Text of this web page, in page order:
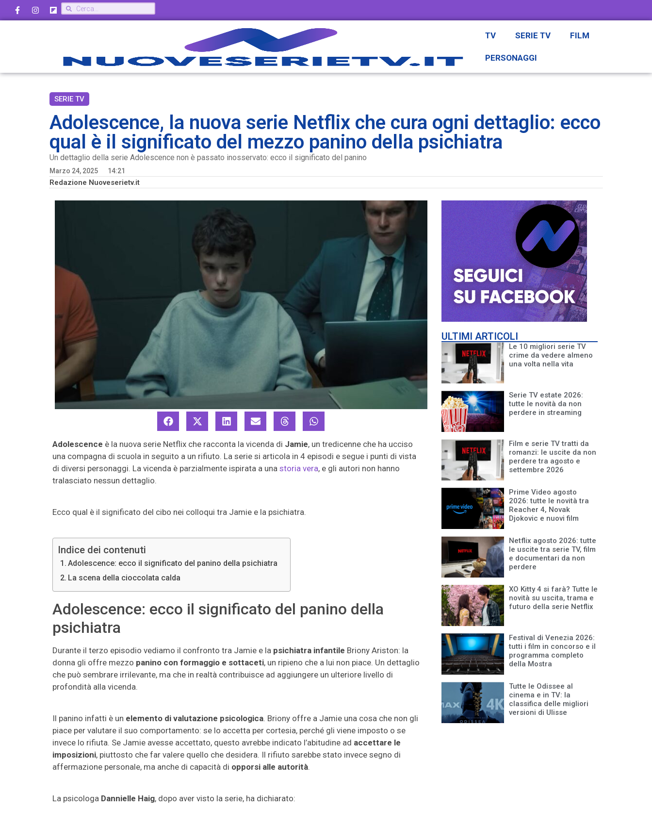
TV SERIE TV FILM
PERSONAGGI
SERIE TV
Adolescence, la nuova serie Netflix che cura ogni dettaglio: ecco
qual è il significato del mezzo panino della psichiatra
Un dettaglio della serie Adolescence non è passato inosservato: ecco il significato del panino
Marzo 24, 2025 14:21
Redazione Nuoveserietv.it
Adolescence è la nuova serie Netflix che racconta la vicenda di Jamie, un tredicenne che ha ucciso
una compagna di scuola in seguito a un rifiuto. La serie si articola in 4 episodi e segue i punti di vista
di diversi personaggi. La vicenda è parzialmente ispirata a una storia vera, e gli autori non hanno
tralasciato nessun dettaglio.
Ecco qual è il significato del cibo nei colloqui tra Jamie e la psichiatra.
Indice dei contenuti
Adolescence: ecco il significato del panino della psichiatra
La scena della cioccolata calda
Adolescence: ecco il significato del panino della
psichiatra
Durante il terzo episodio vediamo il confronto tra Jamie e la psichiatra infantile Briony Ariston: la
donna gli offre mezzo panino con formaggio e sottaceti, un ripieno che a lui non piace. Un dettaglio
che può sembrare irrilevante, ma che in realtà contribuisce ad aggiungere un ulteriore livello di
profondità alla vicenda.
Il panino infatti è un elemento di valutazione psicologica. Briony offre a Jamie una cosa che non gli
piace per valutare il suo comportamento: se lo accetta per cortesia, perché gli viene imposto o se
invece lo rifiuta. Se Jamie avesse accettato, questo avrebbe indicato l’abitudine ad accettare le
imposizioni, piuttosto che far valere quello che desidera. Il rifiuto sarebbe stato invece segno di
affermazione personale, ma anche di capacità di opporsi alle autorità.
La psicologa Dannielle Haig, dopo aver visto la serie, ha dichiarato:
ULTIMI ARTICOLI
Le 10 migliori serie TV
crime da vedere almeno
una volta nella vita
Serie TV estate 2026:
tutte le novità da non
perdere in streaming
Film e serie TV tratti da
romanzi: le uscite da non
perdere tra agosto e
settembre 2026
Prime Video agosto
2026: tutte le novità tra
Reacher 4, Novak
Djokovic e nuovi film
Netflix agosto 2026: tutte
le uscite tra serie TV, film
e documentari da non
perdere
XO Kitty 4 si farà? Tutte le
novità su uscita, trama e
futuro della serie Netflix
Festival di Venezia 2026:
tutti i film in concorso e il
programma completo
della Mostra
Tutte le Odissee al
cinema e in TV: la
classifica delle migliori
versioni di Ulisse